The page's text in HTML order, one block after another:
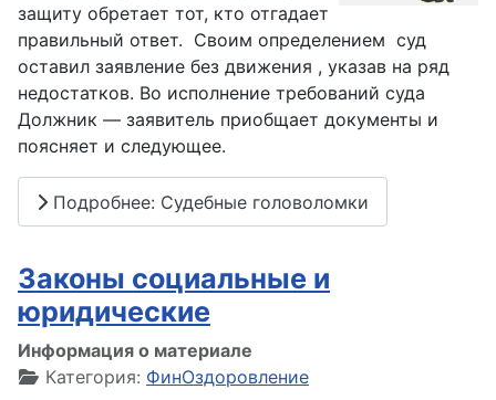
защиту обретает тот, кто отгадает
правильный ответ. Своим определением суд
оставил заявление без движения , указав на ряд
недостатков. Во исполнение требований суда
Должник — заявитель приобщает документы и
поясняет и следующее.
Подробнее: Судебные головоломки
Законы социальные и
юридические
Информация о материале
Категория: ФинОздоровление